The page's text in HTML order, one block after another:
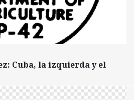
Cuba, la izquierda y el